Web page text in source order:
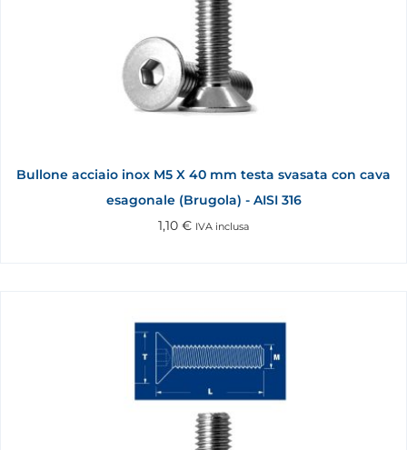
Bullone acciaio inox M5 X 40 mm testa svasata con cava
esagonale (Brugola) - AISI 316
1,10 € IVA inclusa